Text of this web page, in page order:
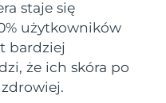
staje się
użytkowników
bardziej
że ich skóra po
Oczekiwany czas dostawy
8/10/26